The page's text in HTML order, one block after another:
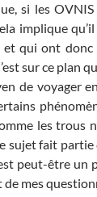
si les
implique
qui ont donc
sur ce plan
de voyager
les trous
sujet fait partie
peut-être un
de mes